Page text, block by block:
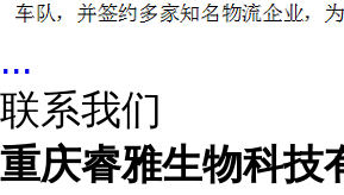
...
联系我们
重庆睿雅生物科技